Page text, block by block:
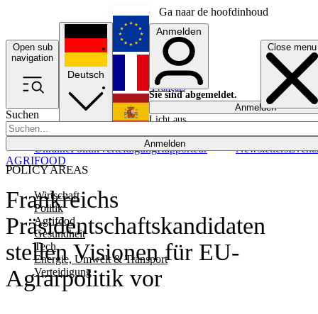
Ga naar de hoofdinhoud
Open sub
navigation
Close menu
Suchen
Anmelden
POLICY AREAS
Wirtschaft
Politik
Agrifood
Gesundheit
Tech
Energie, Umwelt & Transport
Verteidigung
UkrainePolitikVerteidigungRapporteur NewslettersEvents
Deutsch
English
Français
Anmelden
Sie sind abgemeldet.
Anmelden
Licht aus
Frankreichs
Präsidentschaftskandidaten
stellen Visionen für EU-
Agrarpolitik vor
AGRIFOOD